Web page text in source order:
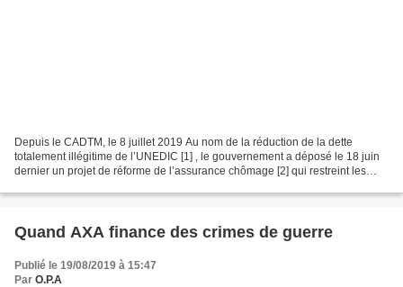
Depuis le CADTM, le 8 juillet 2019 Au nom de la réduction de la dette
totalement illégitime de l’UNEDIC [1] , le gouvernement a déposé le 18 juin
dernier un projet de réforme de l’assurance chômage [2] qui restreint les
Quand AXA finance des crimes de guerre
Publié le 19/08/2019 à 15:47
Par O.P.A